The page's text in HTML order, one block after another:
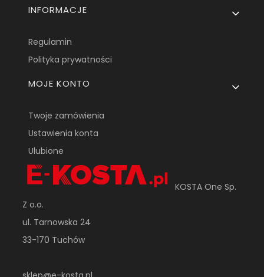
INFORMACJE
Regulamin
Polityka prywatności
MOJE KONTO
Twoje zamówienia
Ustawienia konta
Ulubione
KOSTA One Sp.
Z o.o.
ul. Tarnowska 24
33-170 Tuchów